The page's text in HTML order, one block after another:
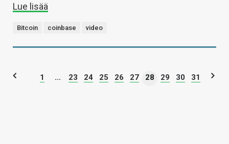
Lue lisää
Bitcoin coinbase video
1 ... 23 24 25 26 27 28 29 30 31